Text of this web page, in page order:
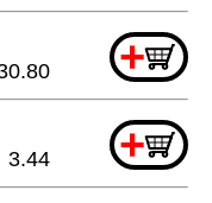
+
+
3.44